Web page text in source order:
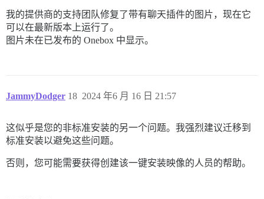
我的提供商的支持团队修复了带有聊天插件的图片，现在它
可以在最新版本上运行了。
图片未在已发布的 Onebox 中显示。
JammyDodger 2024 年6 月 16 日 21:57
18
这似乎是您的非标准安装的另一个问题。我强烈建议迁移到
标准安装以避免这些问题。
否则，您可能需要获得创建该一键安装映像的人员的帮助。